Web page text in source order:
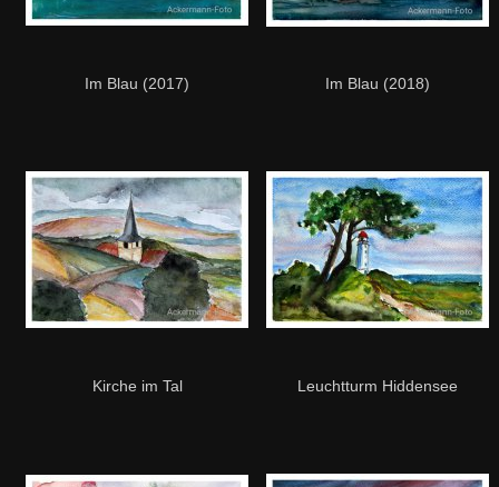
Im Blau (2017) Im Blau (2018)
Kirche im Tal Leuchtturm Hiddensee